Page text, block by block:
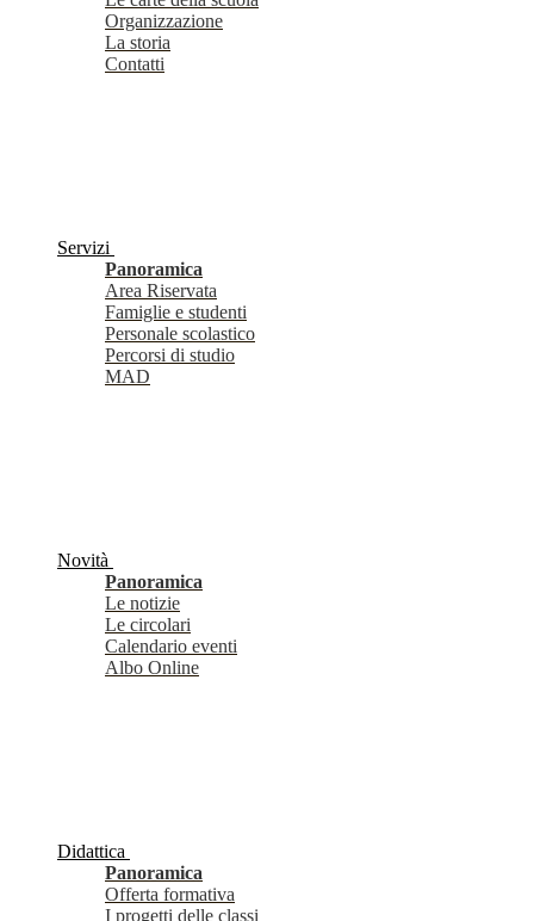
Organizzazione
La storia
Contatti
Servizi
Panoramica
Area Riservata
Famiglie e studenti
Personale scolastico
Percorsi di studio
MAD
Novità
Panoramica
Le notizie
Le circolari
Calendario eventi
Albo Online
Didattica
Panoramica
Offerta formativa
I progetti delle classi